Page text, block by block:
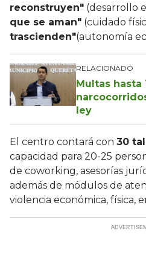
reconstruyen" (desarrollo
que se aman" (cuidado
trascienden"(autonomía
RELACIONADO
Multas hasta
ley
El centro contará con 30
capacidad para 20-25
de coworking, asesorías
además de módulos de
violencia económica, física,